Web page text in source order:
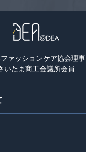
ァッションケア協会理事
いたま商工会議所会員